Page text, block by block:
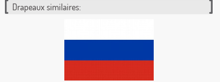
Drapeaux similaires: